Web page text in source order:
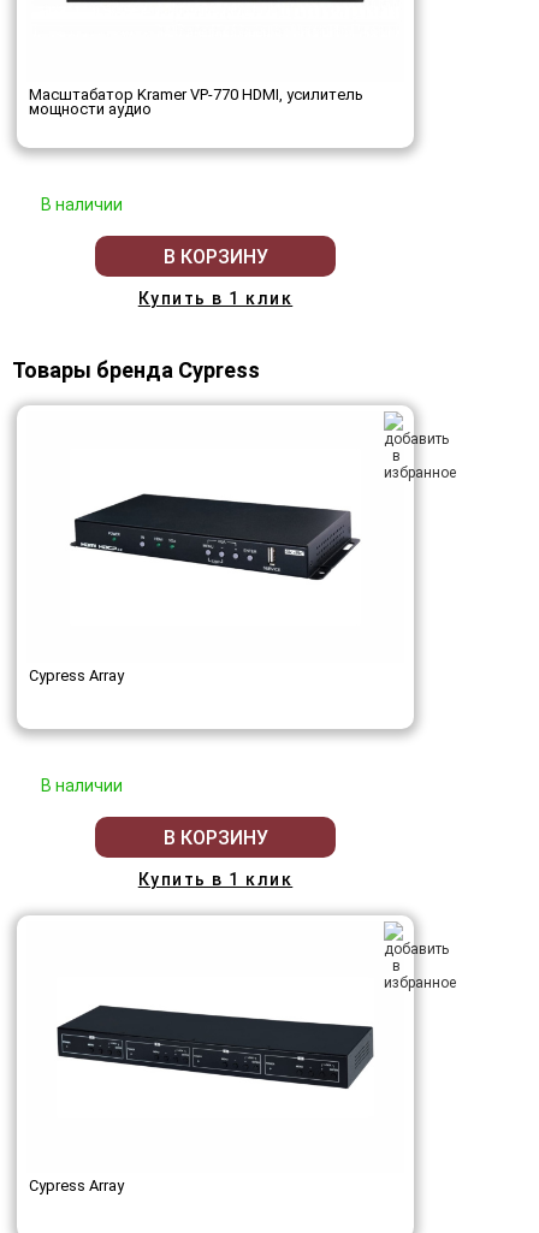
Масштабатор Kramer VP-770 HDMI, усилитель
мощности аудио
В наличии
В КОРЗИНУ
Купить в 1 клик
Товары бренда Cypress
Cypress Array
В наличии
В КОРЗИНУ
Купить в 1 клик
Cypress Array